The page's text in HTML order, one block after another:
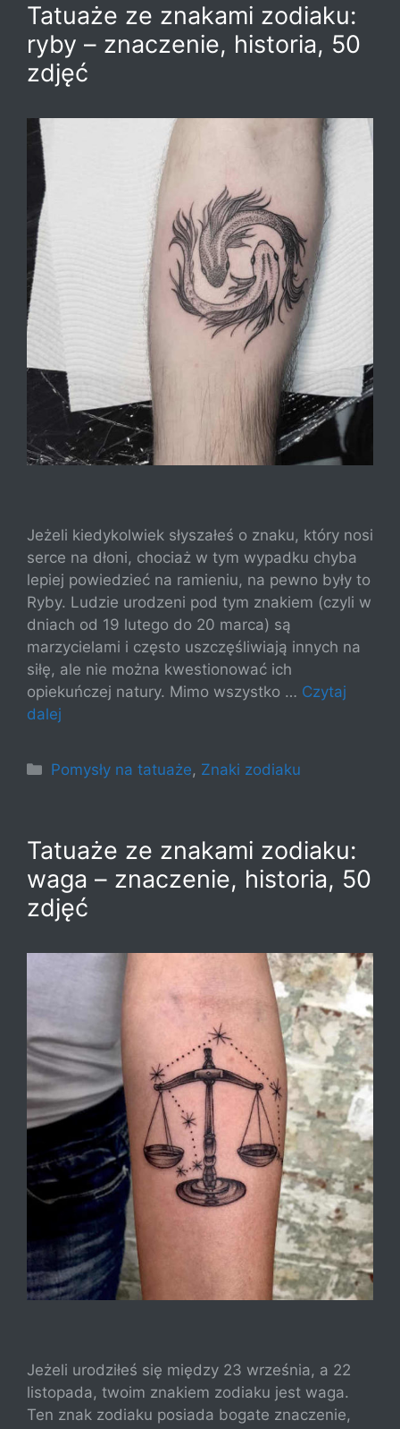
Tatuaże ze znakami zodiaku:
ryby – znaczenie, historia, 50
zdjęć
Jeżeli kiedykolwiek słyszałeś o znaku, który nosi
serce na dłoni, chociaż w tym wypadku chyba
lepiej powiedzieć na ramieniu, na pewno były to
Ryby. Ludzie urodzeni pod tym znakiem (czyli w
dniach od 19 lutego do 20 marca) są
marzycielami i często uszczęśliwiają innych na
siłę, ale nie można kwestionować ich
opiekuńczej natury. Mimo wszystko … Czytaj
dalej
Kategorie
Pomysły na tatuaże, Znaki zodiaku
Tatuaże ze znakami zodiaku:
waga – znaczenie, historia, 50
zdjęć
Jeżeli urodziłeś się między 23 września, a 22
listopada, twoim znakiem zodiaku jest waga.
Ten znak zodiaku posiada bogate znaczenie,